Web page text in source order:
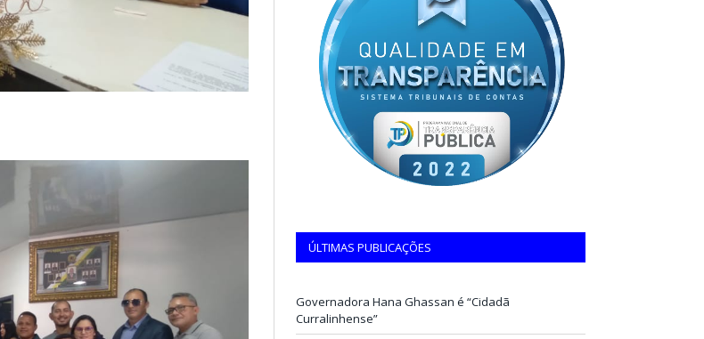
ÚLTIMAS PUBLICAÇÕES
Governadora Hana Ghassan é “Cidadã
Curralinhense”